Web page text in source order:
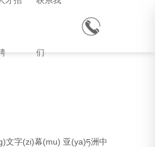
们
幕(mu) 亚(ya)ཧ洲中(zhong)文字